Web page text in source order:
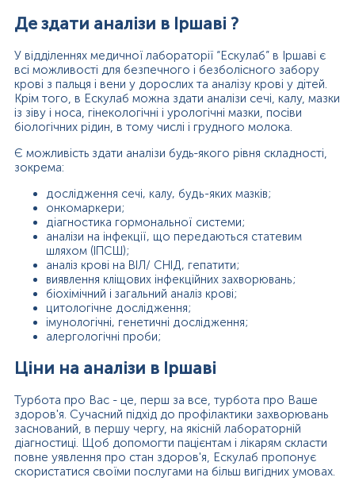
Де здати аналізи в Іршаві ?
У відділеннях медичної лабораторії “Ескулаб” в Іршаві є
всі можливості для безпечного і безболісного забору
крові з пальця і вени у дорослих та аналізу крові у дітей.
Крім того, в Ескулаб можна здати аналізи сечі, калу, мазки
із зіву і носа, гінекологічні і урологічні мазки, посіви
біологічних рідин, в тому числі і грудного молока.
Є можливість здати аналізи будь-якого рівня складності,
зокрема:
дослідження сечі, калу, будь-яких мазків;
онкомаркери;
діагностика гормональної системи;
аналізи на інфекції, що передаються статевим
шляхом (ІПСШ);
аналіз крові на ВІЛ/ СНІД, гепатити;
виявлення кліщових інфекційних захворювань;
біохімічний і загальний аналіз крові;
цитологічне дослідження;
імунологічні, генетичні дослідження;
алергологічні проби;
Ціни на аналізи в Іршаві
Турбота про Вас - це, перш за все, турбота про Ваше
здоров'я. Сучасний підхід до профілактики захворювань
заснований, в першу чергу, на якісній лабораторній
діагностиці. Щоб допомогти пацієнтам і лікарям скласти
повне уявлення про стан здоров'я, Ескулаб пропонує
скористатися своїми послугами на більш вигідних умовах.